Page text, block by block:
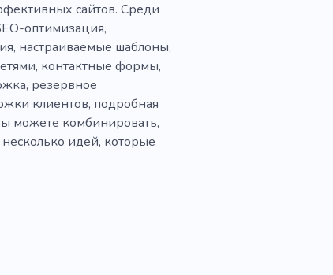
сайтов. Среди
оптимизация,
настраиваемые шаблоны,
контактные формы,
резервное
клиентов, подробная
можете комбинировать,
несколько идей, которые